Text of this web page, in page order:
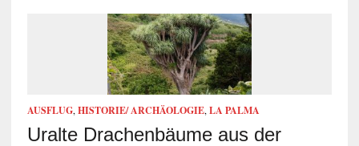
AUSFLUG, HISTORIE/ ARCHÄOLOGIE, LA PALMA
Uralte Drachenbäume aus der